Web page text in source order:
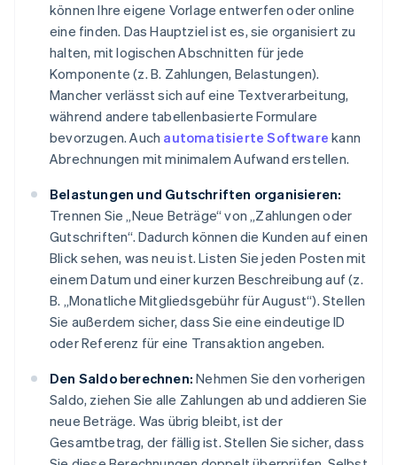
können Ihre eigene Vorlage entwerfen oder online
eine finden. Das Hauptziel ist es, sie organisiert zu
halten, mit logischen Abschnitten für jede
Komponente (z. B. Zahlungen, Belastungen).
Mancher verlässt sich auf eine Textverarbeitung,
während andere tabellenbasierte Formulare
bevorzugen. Auch automatisierte Software kann
Abrechnungen mit minimalem Aufwand erstellen.
Belastungen und Gutschriften organisieren:
Trennen Sie „Neue Beträge“ von „Zahlungen oder
Gutschriften“. Dadurch können die Kunden auf einen
Blick sehen, was neu ist. Listen Sie jeden Posten mit
einem Datum und einer kurzen Beschreibung auf (z.
B. „Monatliche Mitgliedsgebühr für August“). Stellen
Sie außerdem sicher, dass Sie eine eindeutige ID
oder Referenz für eine Transaktion angeben.
Den Saldo berechnen: Nehmen Sie den vorherigen
Saldo, ziehen Sie alle Zahlungen ab und addieren Sie
neue Beträge. Was übrig bleibt, ist der
Gesamtbetrag, der fällig ist. Stellen Sie sicher, dass